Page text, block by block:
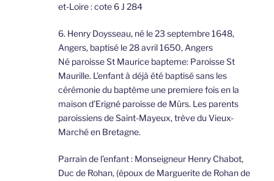
et-Loire : cote 6 J 284
6. Henry Doysseau, né le 23 septembre 1648,
Angers, baptisé le 28 avril 1650, Angers
Né paroisse St Maurice bapteme: Paroisse St
Maurille. L’enfant à déjà été baptisé sans les
cérémonie du baptème une premiere fois en la
maison d’Erigné paroisse de Mûrs. Les parents
paroissiens de Saint-Mayeux, trève du Vieux-
Marché en Bretagne.
Parrain de l’enfant : Monseigneur Henry Chabot,
Duc de Rohan, (époux de Marguerite de Rohan de